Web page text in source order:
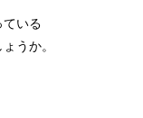
いる
うか。